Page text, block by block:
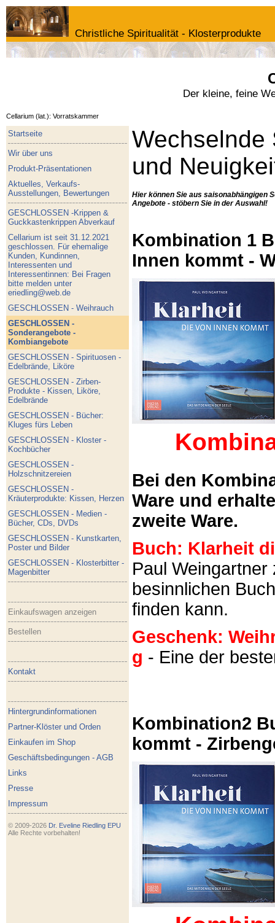
Christliche Spiritualität - Klosterprodukte
Der kleine, feine
Cellarium (lat.): Vorratskammer
Startseite
Wir über uns
Produkt-Präsentationen
Aktuelles, Verkaufs-
Ausstellungen, Bewertungen
GESCHLOSSEN -Krippen &
Guckkastenkrippen Abverkauf
Cellarium ist seit 31.12.2021
geschlossen. Für ehemalige
Kunden, Kundinnen,
Interessenten und
Interessentinnen: Bei Fragen
bitte melden unter
eriedling@web.de
GESCHLOSSEN - Weihrauch
GESCHLOSSEN -
Sonderangebote -
Kombiangebote
GESCHLOSSEN - Spirituosen -
Edelbrände, Liköre
GESCHLOSSEN - Zirben-
Produkte - Kissen, Liköre,
Edelbrände
GESCHLOSSEN - Bücher:
Kluges fürs Leben
GESCHLOSSEN - Kloster -
Kochbücher
GESCHLOSSEN -
Holzschnitzereien
GESCHLOSSEN -
Kräuterprodukte: Kissen, Herzen
GESCHLOSSEN - Medien -
Bücher, CDs, DVDs
GESCHLOSSEN - Kunstkarten,
Poster und Bilder
GESCHLOSSEN - Klosterbitter -
Magenbitter
Einkaufswagen anzeigen
Bestellen
Kontakt
Hintergrundinformationen
Partner-Klöster und Orden
Einkaufen im Shop
Geschäftsbedingungen - AGB
Links
Presse
Impressum
© 2009-2026 Dr. Eveline Riedling EPU
Alle Rechte vorbehalten!
Wechselnde
und
Hier können Sie aus saisonabhängigen
Angebote - stöbern Sie in der Auswahl!
Kombination 1
Innen kommt -
Bei den
Ware und
zweite Ware.
Buch: Klarheit
Paul
besinnlichen
finden kann.
Geschenk:
g - Eine der
Kombination2
kommt -